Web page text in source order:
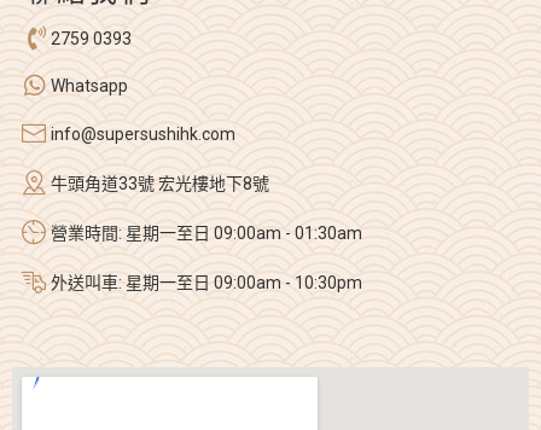
2759 0393
Whatsapp
info@supersushihk.com
牛頭角道33號 宏光樓地下8號
營業時間: 星期一至日 09:00am - 01:30am
外送叫車: 星期一至日 09:00am - 10:30pm